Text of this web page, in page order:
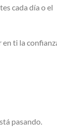
cada día o el
ti la
pasando.